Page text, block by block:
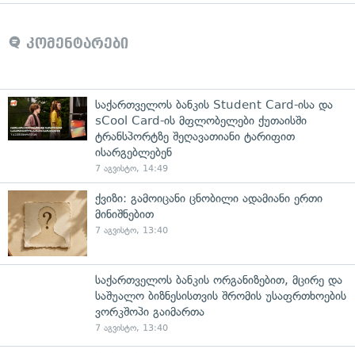
კომენტარები
საქართველოს ბანკის Student Card-ისა და
sCool Card-ის მფლობელები ქუთაისში
ტრანსპორტზე შეღავათიანი ტარიფით
ისარგებლებენ
7 აგვისტო, 14:49
ქვიზი: გამოიცანი ცნობილი ადამიანი ერთი
მინიშნებით
7 აგვისტო, 13:40
საქართველოს ბანკის ორგანიზებით, მცირე და
საშუალო ბიზნესისთვის შრომის უსაფრთხოების
ვორკშოპი გაიმართა
7 აგვისტო, 13:40